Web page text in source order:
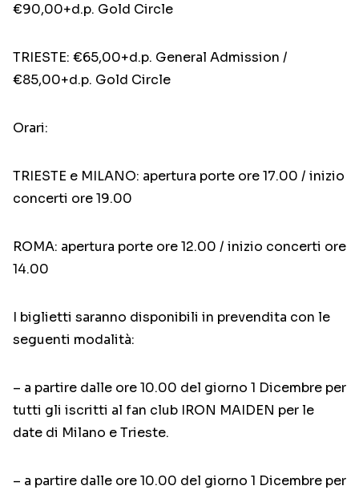
€90,00+d.p. Gold Circle
TRIESTE: €65,00+d.p. General Admission /
€85,00+d.p. Gold Circle
Orari:
TRIESTE e MILANO: apertura porte ore 17.00 / inizio
concerti ore 19.00
ROMA: apertura porte ore 12.00 / inizio concerti ore
14.00
I biglietti saranno disponibili in prevendita con le
seguenti modalità:
– a partire dalle ore 10.00 del giorno 1 Dicembre per
tutti gli iscritti al fan club IRON MAIDEN per le
date di Milano e Trieste.
– a partire dalle ore 10.00 del giorno 1 Dicembre per